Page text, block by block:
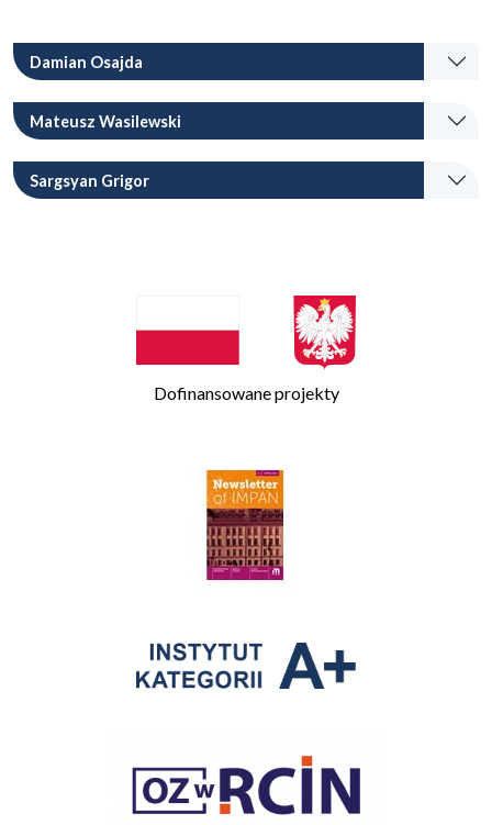
Damian Osajda
Mateusz Wasilewski
Sargsyan Grigor
Dofinansowane projekty